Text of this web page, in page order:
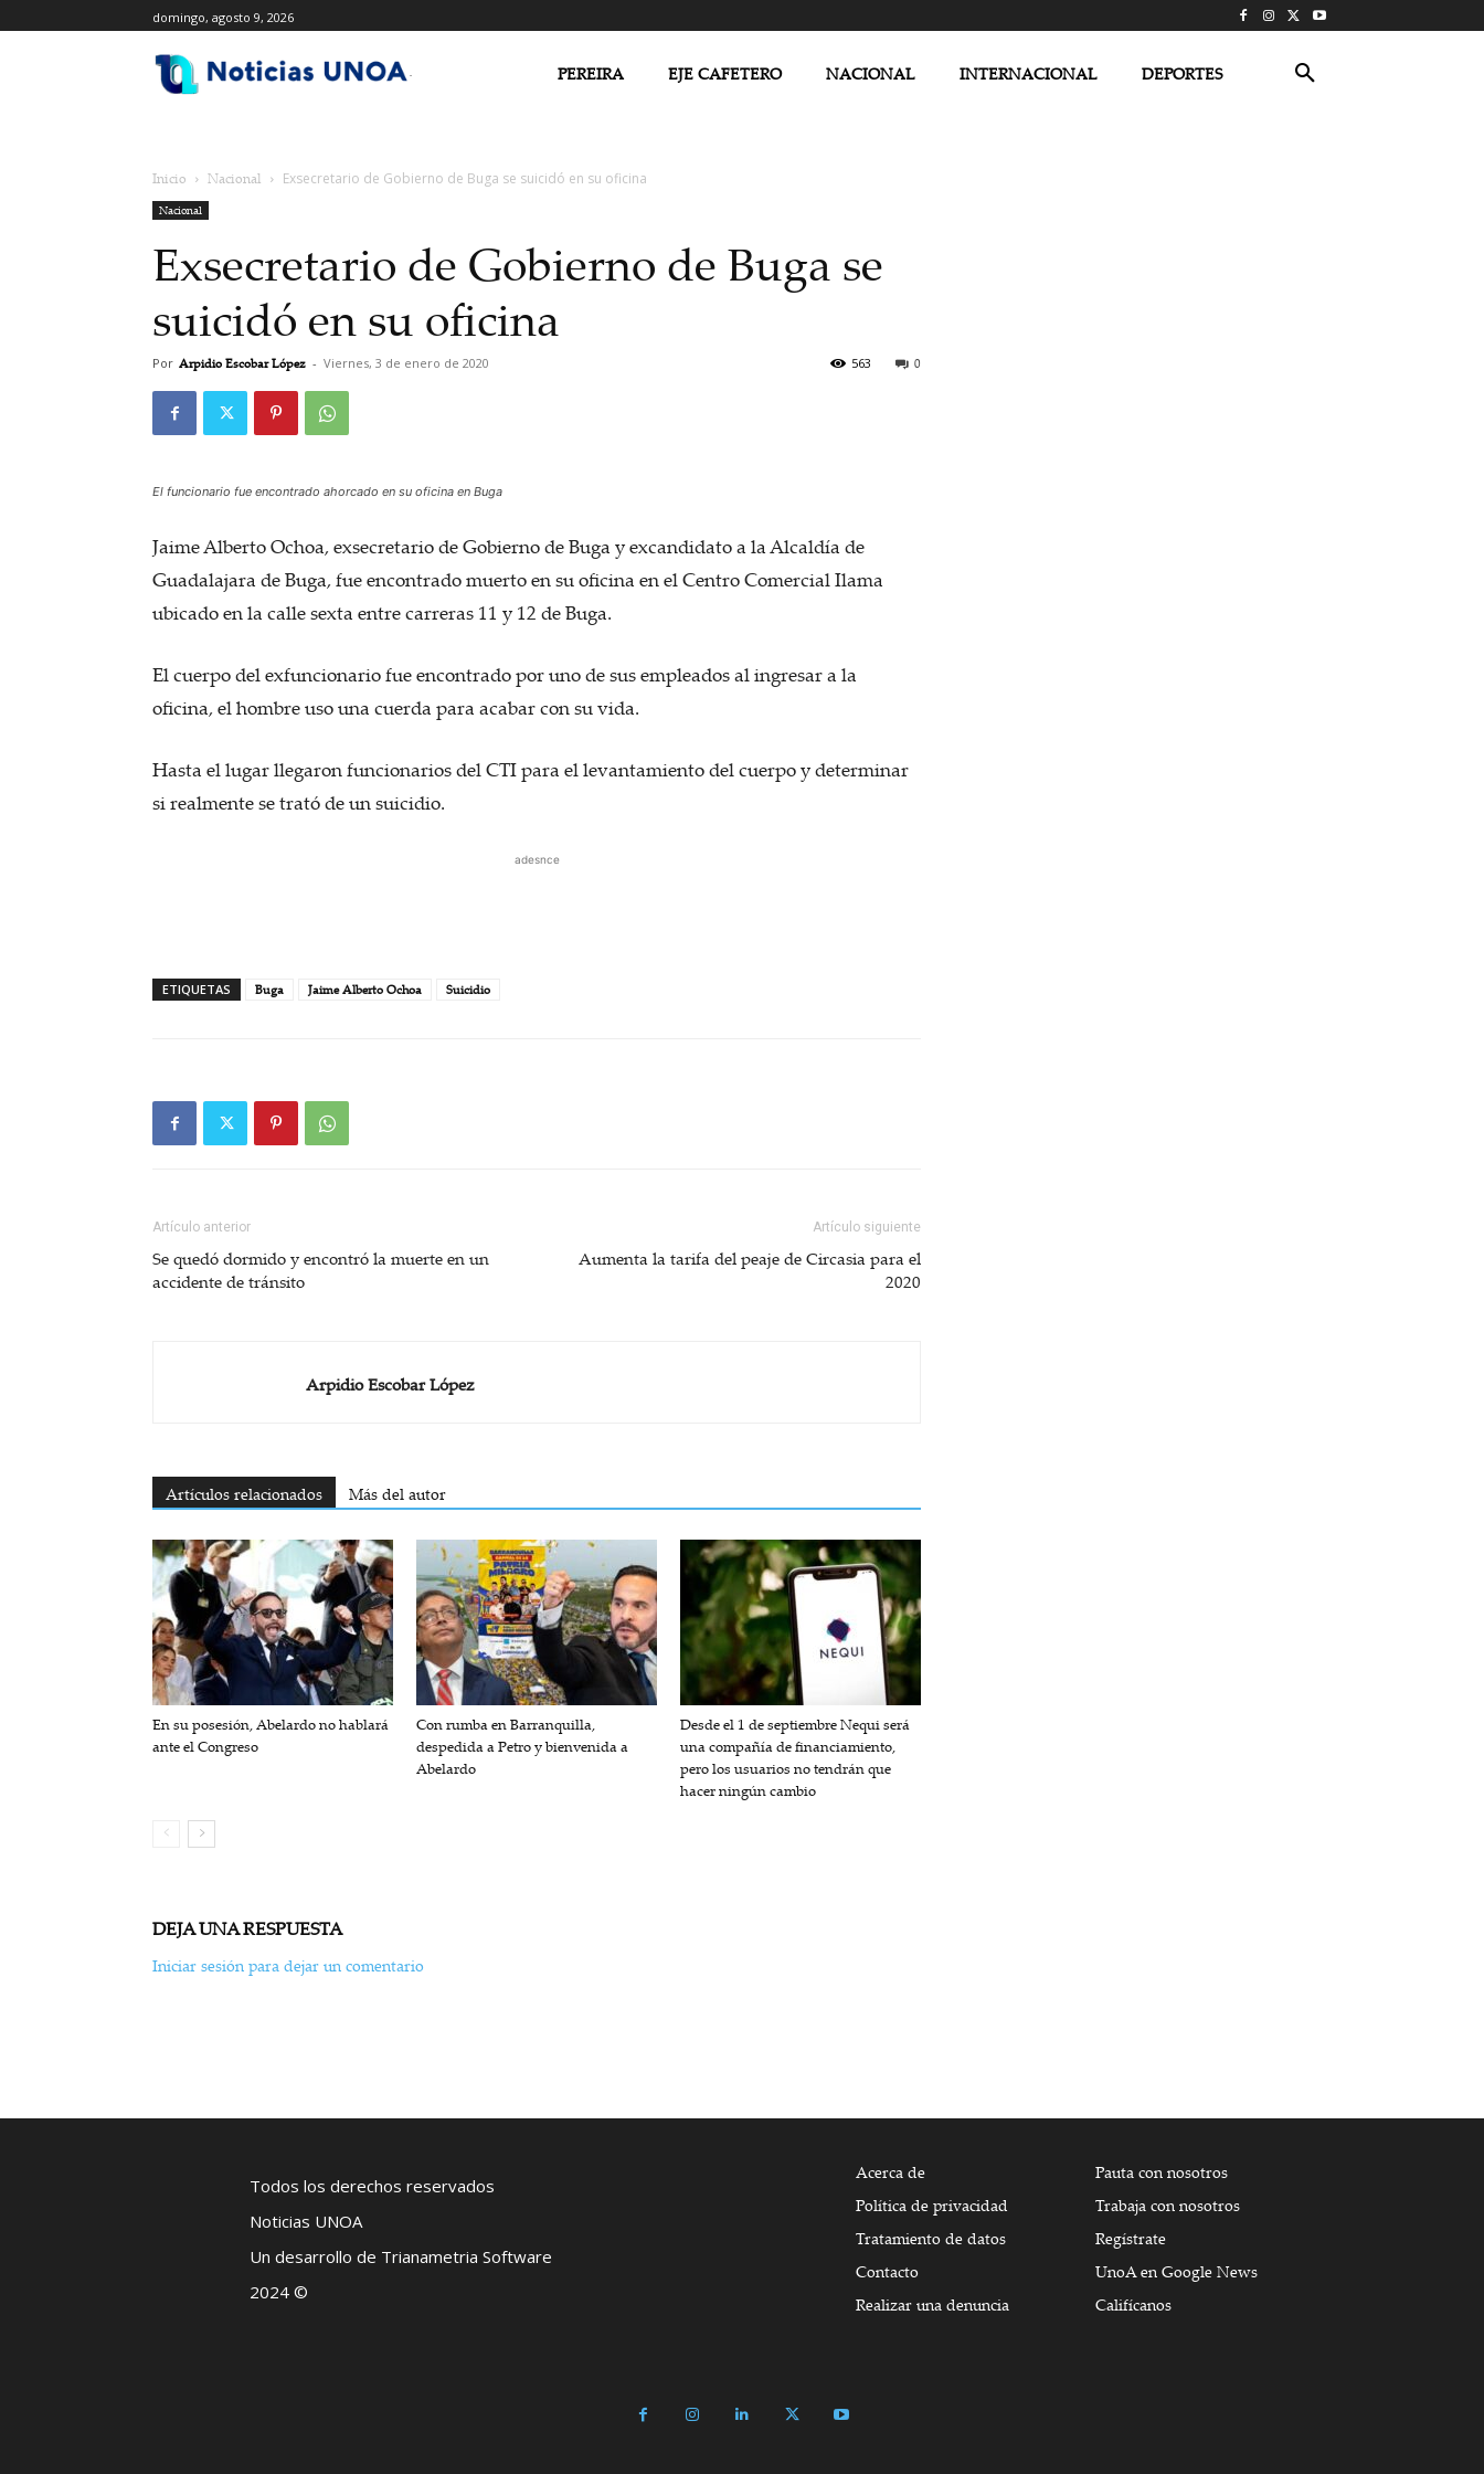
domingo, agosto 9, 2026
PEREIRA EJE CAFETERO NACIONAL INTERNACIONAL DEPORTES
Inicio Nacional Exsecretario de Gobierno de Buga se suicidó en su oficina
Nacional
Exsecretario de Gobierno de Buga se
suicidó en su oficina
Por Arpidio Escobar López - Viernes, 3 de enero de 2020 0
563
El funcionario fue encontrado ahorcado en su oficina en Buga
Jaime Alberto Ochoa, exsecretario de Gobierno de Buga y excandidato a la Alcaldía de
Guadalajara de Buga, fue encontrado muerto en su oficina en el Centro Comercial Ilama
ubicado en la calle sexta entre carreras 11 y 12 de Buga.
El cuerpo del exfuncionario fue encontrado por uno de sus empleados al ingresar a la
oficina, el hombre uso una cuerda para acabar con su vida.
Hasta el lugar llegaron funcionarios del CTI para el levantamiento del cuerpo y determinar
si realmente se trató de un suicidio.
adesnce
ETIQUETAS Buga Jaime Alberto Ochoa Suicidio
Artículo anterior
Se quedó dormido y encontró la muerte en un
accidente de tránsito
Artículo siguiente
Aumenta la tarifa del peaje de Circasia para el
2020
Arpidio Escobar López
Artículos relacionados Más del autor
En su posesión, Abelardo no hablará
ante el Congreso
Con rumba en Barranquilla,
despedida a Petro y bienvenida a
Abelardo
Desde el 1 de septiembre Nequi será
una compañía de financiamiento,
pero los usuarios no tendrán que
hacer ningún cambio
DEJA UNA RESPUESTA
Iniciar sesión para dejar un comentario
Todos los derechos reservados
Noticias UNOA
Un desarrollo de Trianametria Software
2024 ©
Acerca de
Política de privacidad
Tratamiento de datos
Contacto
Realizar una denuncia
Pauta con nosotros
Trabaja con nosotros
Regístrate
UnoA en Google News
Califícanos